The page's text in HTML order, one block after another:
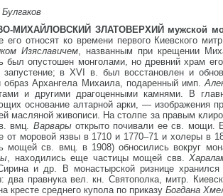
МИХАЙЛОВСКИЙ ЗЛАТОВЕРХИЙ мужской
его относят ко времени первого Киевского
Изяславичем, названным при крещении
был опустошен монголами, но древний храм
в XVI в. был восстановлен и
образ Архангела Михаила, подаренный имп.
и другими драгоценными камнями. В
основание алтарной арки, — изображения
масляной живописи. На столпе за правым
вмц. Варвары открыто почивали ее св. мощи.
от моровой язвы в 1710 и 1770–71 и холеры в
мощей св. вмц. в 1908) обносились вокруг
, находились еще частицы мощей свв.
и др. В монастырской ризнице
два правнука вел. кн. Святополка, митр.
кресте среднего купола по приказу Богдана